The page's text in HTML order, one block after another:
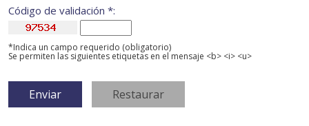
Código de validación *:
*Indica un campo requerido (obligatorio)
Se permiten las siguientes etiquetas en el mensaje <b> <i> <u>